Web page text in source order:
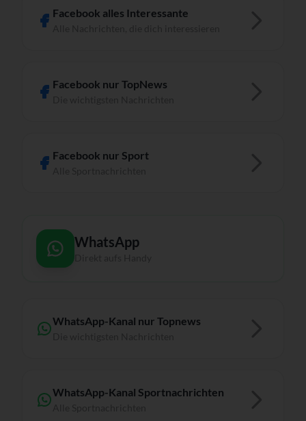
Facebook alles Interessante
Facebook nur TopNews
Facebook nur Sport
WhatsApp
WhatsApp-Kanal nur Topnews
WhatsApp-Kanal Sportnachrichten